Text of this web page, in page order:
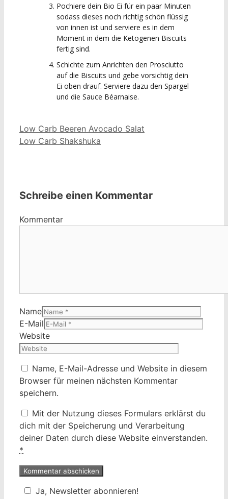
Pochiere dein Bio Ei für ein paar Minuten
sodass dieses noch richtig schön flüssig
von innen ist und serviere es in dem
Moment in dem die Ketogenen Biscuits
fertig sind.
Schichte zum Anrichten den Prosciutto
auf die Biscuits und gebe vorsichtig dein
Ei oben drauf. Serviere dazu den Spargel
und die Sauce Béarnaise.
Low Carb Beeren Avocado Salat
Low Carb Shakshuka
Schreibe einen Kommentar
Kommentar
Name
E-Mail
Website
Name, E-Mail-Adresse und Website in diesem
Browser für meinen nächsten Kommentar
speichern.
Mit der Nutzung dieses Formulars erklärst du
dich mit der Speicherung und Verarbeitung
deiner Daten durch diese Website einverstanden.
*
Ja, Newsletter abonnieren!